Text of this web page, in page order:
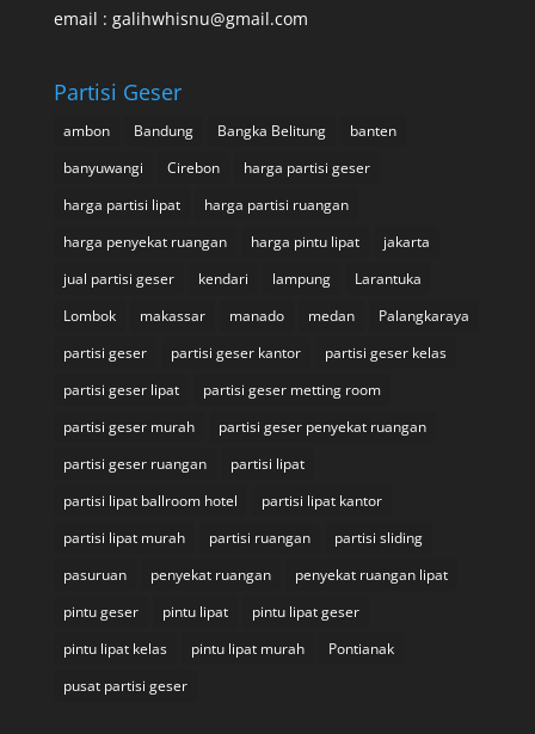
email : galihwhisnu@gmail.com
Partisi Geser
ambon Bandung Bangka Belitung
banten
banyuwangi
Cirebon
harga partisi geser
harga partisi lipat
harga partisi ruangan
harga penyekat ruangan
harga pintu lipat
jakarta
jual partisi geser
kendari lampung
Larantuka
Lombok
makassar manado medan
Palangkaraya
partisi geser
partisi geser kantor
partisi geser kelas
partisi geser lipat
partisi geser metting room
partisi geser murah
partisi geser penyekat ruangan
partisi geser ruangan
partisi lipat
partisi lipat ballroom hotel
partisi lipat kantor
partisi lipat murah
partisi ruangan
partisi sliding
pasuruan
penyekat ruangan
penyekat ruangan lipat
pintu geser
pintu lipat
pintu lipat geser
pintu lipat kelas
pintu lipat murah
Pontianak
pusat partisi geser